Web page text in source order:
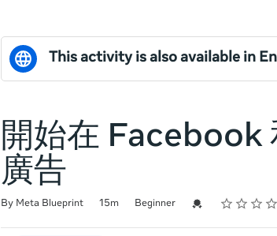
This activity is also available in
開始在 Facebook
廣告
By Meta Blueprint 15m Beginner Credential For
Rating
1 star
2 stars
3 stars
4 stars
5 stars